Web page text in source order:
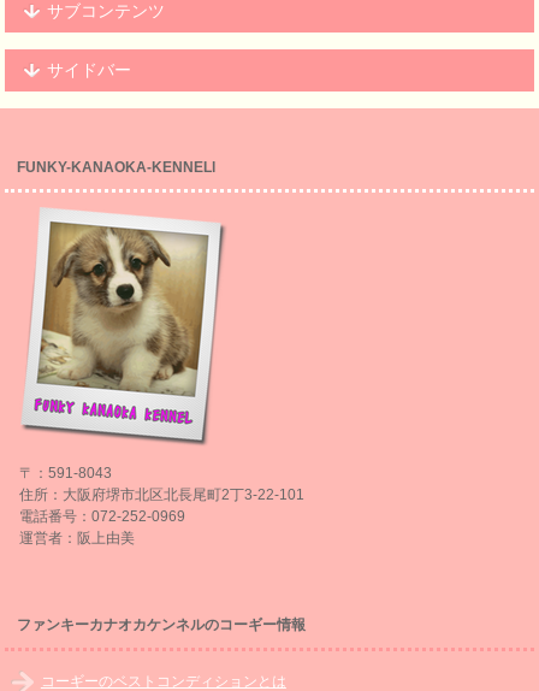
サブコンテンツ
サイドバー
FUNKY-KANAOKA-KENNELl
〒：591-8043
住所：大阪府堺市北区北長尾町2丁3-22-101
電話番号：072-252-0969
運営者：阪上由美
ファンキーカナオカケンネルのコーギー情報
コーギーのベストコンディションとは